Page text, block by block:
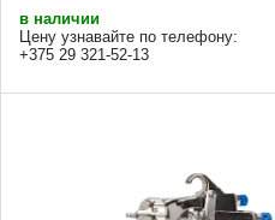
в наличии
Цену узнавайте по телефону:
+375 29 321-52-13